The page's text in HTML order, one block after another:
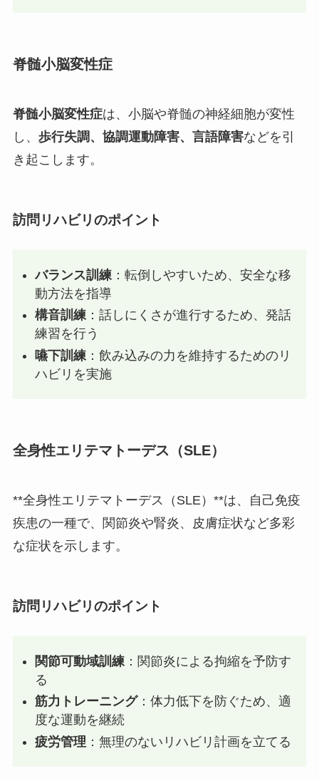
脊髄小脳変性症
脊髄小脳変性症は、小脳や脊髄の神経細胞が変性
し、 歩行失調、協調運動障害、言語障害などを引
き起こします。
訪問リハビリのポイント
バランス訓練 ：転倒しやすいため、安全な移
動方法を指導
構音訓練：話しにくさが進行するため、発話
練習を行う
嚥下訓練 ：飲み込みの力を維持するためのリ
ハビリを実施
全身性エリテマトーデス（SLE）
**全身性エリテマトーデス（SLE）**は、自己免疫
疾患の一種で、関節炎や腎炎、皮膚症状など多彩
な症状を示します。
訪問リハビリのポイント
関節可動域訓練 ：関節炎による拘縮を予防す
る
筋力トレーニング：体力低下を防ぐため、適
度な運動を継続
疲労管理 ：無理のないリハビリ計画を立てる